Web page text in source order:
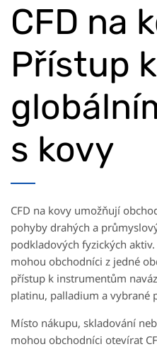
CFD na
Přístup
s kovy
CFD na kovy umožňují
pohyby drahých a
podkladových fyzických
mohou obchodníci z jedné
přístup k instrumentům
platinu, palladium a vybrané
Místo nákupu, skladování
mohou obchodníci otevírat